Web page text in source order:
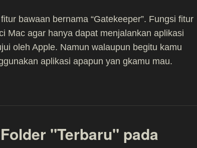
bawaan bernama “Gatekeeper”. Fungsi fitur
Mac agar hanya dapat menjalankan aplikasi
oleh Apple. Namun walaupun begitu kamu
aplikasi apapun yan gkamu mau.
"Terbaru" pada